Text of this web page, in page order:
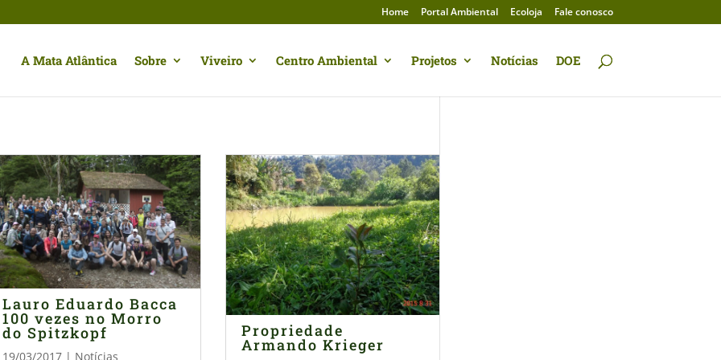
Home Portal Ambiental Ecoloja Fale conosco
A Mata Atlântica Sobre Viveiro Centro Ambiental Projetos Notícias DOE
Lauro Eduardo Bacca
100 vezes no Morro
do Spitzkopf
19/03/2017 | Notícias
Propriedade
Armando Krieger